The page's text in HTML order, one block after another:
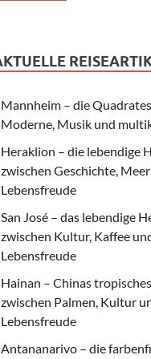
Mannheim – die
Moderne, Musik und
Heraklion – die lebendige
zwischen Geschichte,
Lebensfreude
San José – das lebendige
zwischen Kultur, Kaffee
Lebensfreude
Hainan – Chinas
zwischen Palmen, Kultur
Lebensfreude
Antananarivo – die